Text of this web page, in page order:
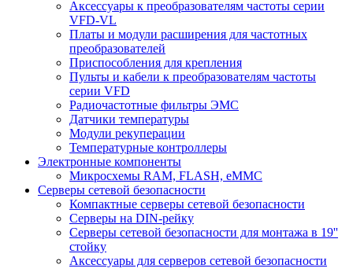
Аксессуары к преобразователям частоты серии
VFD-VL
Платы и модули расширения для частотных
преобразователей
Приспособления для крепления
Пульты и кабели к преобразователям частоты
серии VFD
Радиочастотные фильтры ЭМС
Датчики температуры
Модули рекуперации
Температурные контроллеры
Электронные компоненты
Микросхемы RAM, FLASH, eMMC
Серверы сетевой безопасности
Компактные серверы сетевой безопасности
Серверы на DIN-рейку
Серверы сетевой безопасности для монтажа в 19''
стойку
Аксессуары для серверов сетевой безопасности